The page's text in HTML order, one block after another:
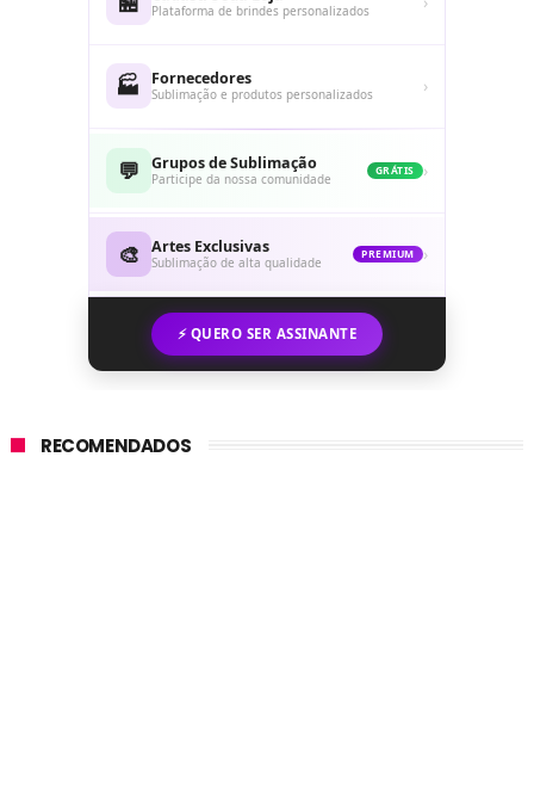
Plataforma de brindes personalizados
🏭 Fornecedores
Sublimação e produtos personalizados ›
💬 Grupos de Sublimação
Participe da nossa comunidade
GRÁTIS ›
🎨 Artes Exclusivas
Sublimação de alta qualidade
PREMIUM ›
⚡ QUERO SER ASSINANTE
RECOMENDADOS